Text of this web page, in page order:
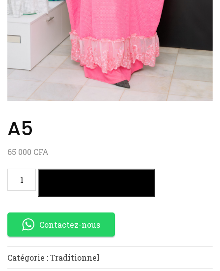
A5
65 000 CFA
Contactez-nous
Catégorie :Traditionnel